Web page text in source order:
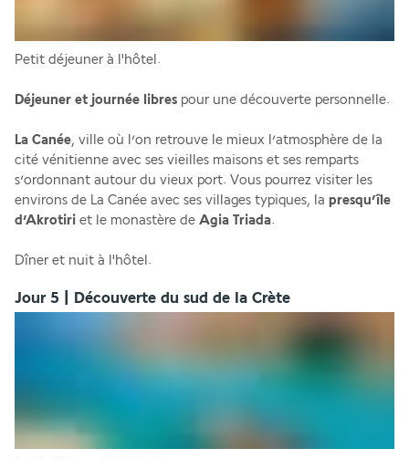
Petit déjeuner à l'hôtel.
Déjeuner et journée libres pour une découverte personnelle.
La Canée, ville où l’on retrouve le mieux l’atmosphère de la
cité vénitienne avec ses vieilles maisons et ses remparts
s’ordonnant autour du vieux port. Vous pourrez visiter les
environs de La Canée avec ses villages typiques, la presqu’île
d’Akrotiri et le monastère de Agia Triada.
Dîner et nuit à l'hôtel.
Jour 5 | Découverte du sud de la Crète